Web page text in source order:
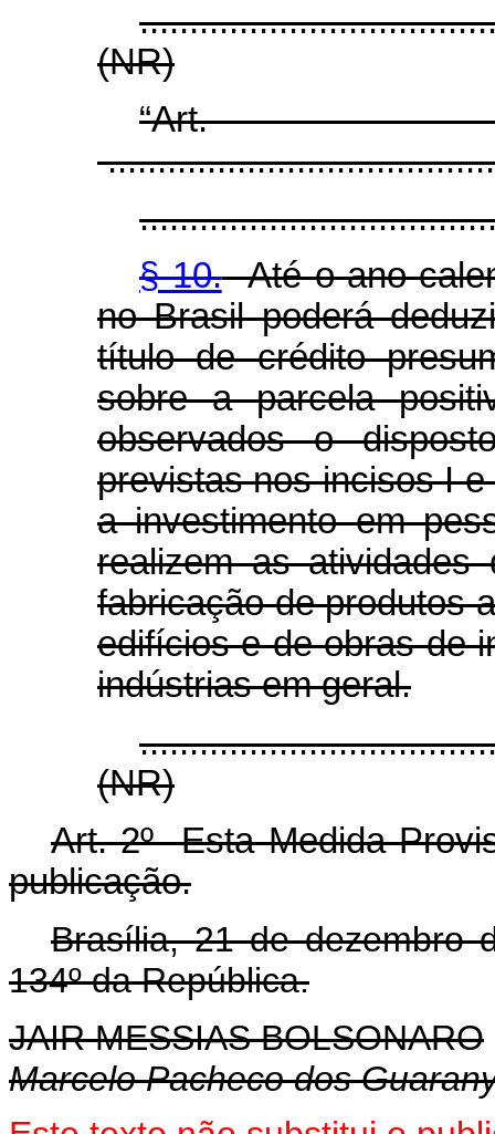
(NR)
§ 10.Até o ano-
no Brasil poderá
título de crédito
sobre a parcela
observados o
previstas nos incisos I
a investimento em
realizem as
fabricação de produtos
edifícios e de obras de
indústrias em geral.
(NR)
Art. 2º Esta Medida
publicação.
Brasília, 21 de dezembro
134º da República.
JAIR MESSIAS BOLSONARO
Marcelo Pacheco dos